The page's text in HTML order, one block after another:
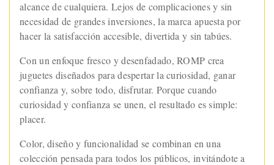
alcance de cualquiera. Lejos de complicaciones y sin
necesidad de grandes inversiones, la marca apuesta por
hacer la satisfacción accesible, divertida y sin tabúes.
Con un enfoque fresco y desenfadado, ROMP crea
juguetes diseñados para despertar la curiosidad, ganar
confianza y, sobre todo, disfrutar. Porque cuando
curiosidad y confianza se unen, el resultado es simple:
placer.
Color, diseño y funcionalidad se combinan en una
colección pensada para todos los públicos, invitándote a